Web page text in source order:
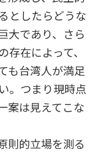
としたらどうな
大であり、さら
在によって、
も台湾人が満足
。つまり現時点
案は見えてこな
則的立場を測る